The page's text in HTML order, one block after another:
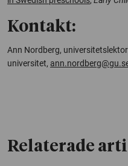
Kontakt:
Ann Nordberg,
universitet,
Relaterade